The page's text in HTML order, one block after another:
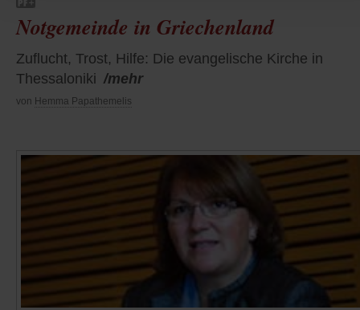
Notgemeinde in Griechenland
Zuflucht, Trost, Hilfe: Die evangelische Kirche in
Thessaloniki /mehr
von Hemma Papathemelis